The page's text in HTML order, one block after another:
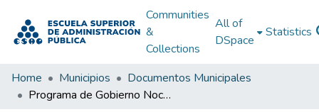
Communities
&
Collections
All of
DSpace
Statistics
Home Municipios
Documentos Municipales
Programa de Gobierno Nocaima Cundinamarca 2004 - 2007: PG Nocaima Cundinamarca 2004 - 2007